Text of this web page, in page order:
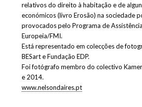
relativos do direito à habitação e de
económicos (livro Erosão) na sociedade
provocados pelo Programa de
Europeia/FMI.
Está representado em colecções de
BESart e Fundação EDP.
Foi fotógrafo membro do colectivo
e 2014.
www.nelsondaires.pt